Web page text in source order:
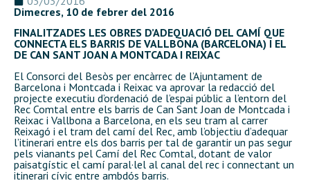
Dimecres, 10 de febrer del 2016
FINALITZADES LES OBRES D’ADEQUACIÓ DEL CAMÍ QUE
CONNECTA ELS BARRIS DE VALLBONA (BARCELONA) I EL
DE CAN SANT JOAN A MONTCADA I REIXAC
El Consorci del Besòs per encàrrec de l’Ajuntament de
Barcelona i Montcada i Reixac va aprovar la redacció del
projecte executiu d’ordenació de l’espai públic a l’entorn del
Rec Comtal entre els barris de Can Sant Joan de Montcada i
Reixac i Vallbona a Barcelona, en els seu tram al carrer
Reixagó i el tram del camí del Rec, amb l’objectiu d’adequar
l’itinerari entre els dos barris per tal de garantir un pas segur
pels vianants pel Camí del Rec Comtal, dotant de valor
paisatgístic el camí paral·lel al canal del rec i connectant un
itinerari cívic entre ambdós barris.